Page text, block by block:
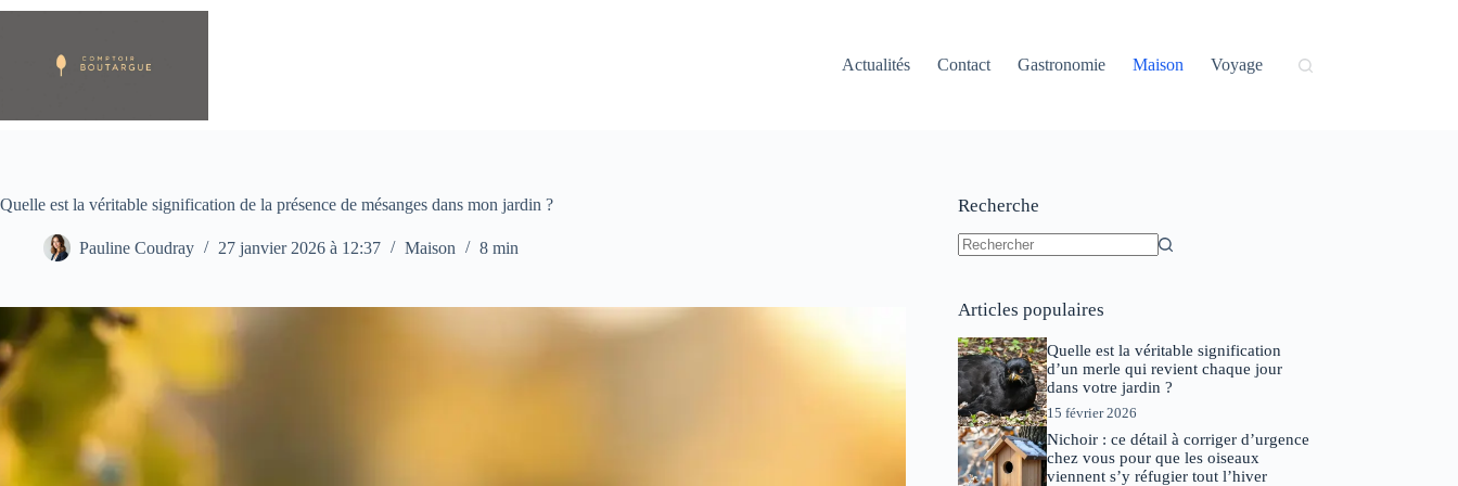
Passer
Actualités
Contact Gastronomie Maison Voyage
Quelle est la véritable signification de la présence de mésanges dans mon jardin ?
Pauline Coudray 27 janvier 2026 à 12:37 Maison 8 min
Recherche
Articles populaires
Quelle est la véritable signification
d’un merle qui revient chaque jour
dans votre jardin ?
15 février 2026
Nichoir : ce détail à corriger d’urgence
chez vous pour que les oiseaux
viennent s’y réfugier tout l’hiver